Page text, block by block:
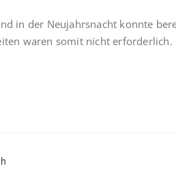
in der Neujahrsnacht konnte
waren somit nicht erforderlich.